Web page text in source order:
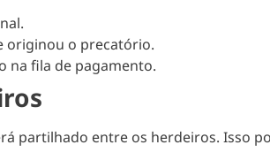
originou o precatório.
na fila de pagamento.
partilhado entre os herdeiros. Isso